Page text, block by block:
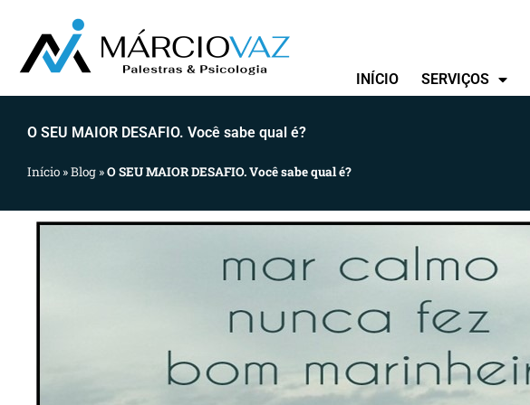
INÍCIO SERVIÇOS
O SEU MAIOR DESAFIO. Você sabe qual é?
Início »Blog »O SEU MAIOR DESAFIO. Você sabe qual é?